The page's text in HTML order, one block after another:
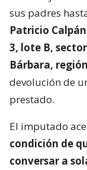
sus padres
Patricio
3, lote B,
Bárbara,
devolución de
prestado.
El imputado
condición de
conversar a